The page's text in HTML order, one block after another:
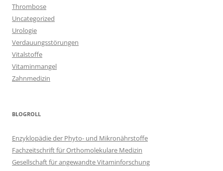
Thrombose
Uncategorized
Urologie
Verdauungsstörungen
Vitalstoffe
Vitaminmangel
Zahnmedizin
BLOGROLL
Enzyklopädie der Phyto- und Mikronährstoffe
Fachzeitschrift für Orthomolekulare Medizin
Gesellschaft für angewandte Vitaminforschung